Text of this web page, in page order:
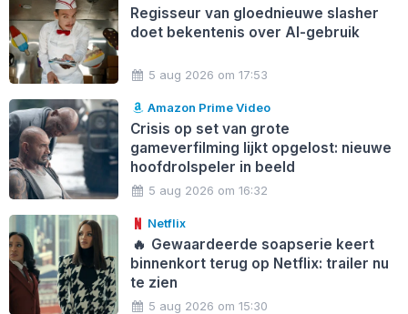
Regisseur van gloednieuwe slasher
doet bekentenis over AI-gebruik
5 aug 2026 om 17:53
Amazon Prime Video
Crisis op set van grote
gameverfilming lijkt opgelost: nieuwe
hoofdrolspeler in beeld
5 aug 2026 om 16:32
Netflix
🔥 Gewaardeerde soapserie keert
binnenkort terug op Netflix: trailer nu
te zien
5 aug 2026 om 15:30